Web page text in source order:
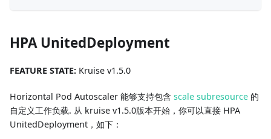
HPA UnitedDeployment
FEATURE STATE: Kruise v1.5.0
Horizontal Pod Autoscaler 能够支持包含 scale subresource 的
自定义工作负载. 从 kruise v1.5.0版本开始，你可以直接 HPA
UnitedDeployment，如下：